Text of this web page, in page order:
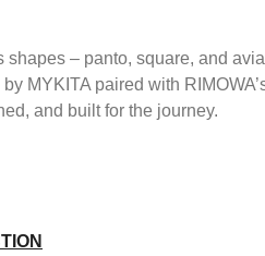
– panto, square, and
MYKITA paired with
and built for the journey.